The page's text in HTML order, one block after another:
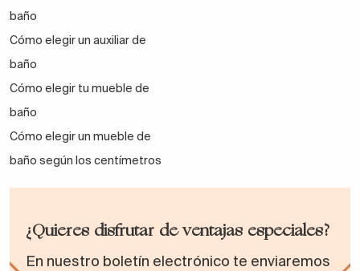
baño
Cómo elegir un auxiliar de
baño
Cómo elegir tu mueble de
baño
Cómo elegir un mueble de
baño según los centímetros
¿Quieres disfrutar de ventajas especiales?
En nuestro boletín electrónico te enviaremos